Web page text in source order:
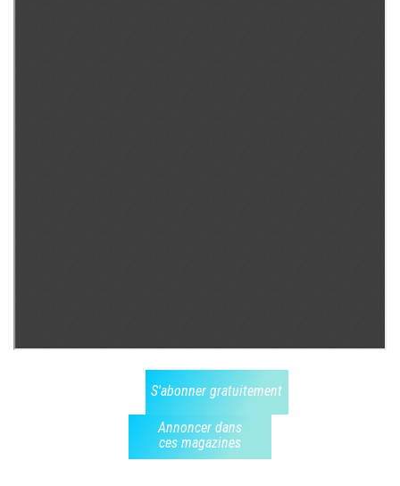
S'abonner gratuitement
Annoncer dans
ces magazines